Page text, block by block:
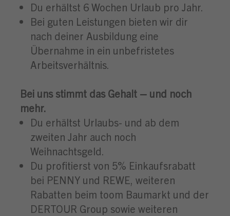
Du erhältst 6 Wochen Urlaub pro Jahr.
Bei guten Leistungen bieten wir dir
nach deiner Ausbildung eine
Übernahme in ein unbefristetes
Arbeitsverhältnis.
Bei uns stimmt das Gehalt – und noch
mehr.
Du erhältst Urlaubs- und ab dem
zweiten Jahr auch noch
Weihnachtsgeld.
Du profitierst von 5% Einkaufsrabatt
bei PENNY und REWE, weiteren
Rabatten beim toom Baumarkt und der
DERTOUR Group sowie weiteren